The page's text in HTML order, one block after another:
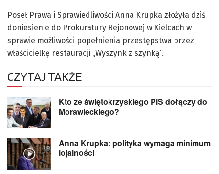
Poseł Prawa i Sprawiedliwości Anna Krupka złożyła dziś
doniesienie do Prokuratury Rejonowej w Kielcach w
sprawie możliwości popełnienia przestępstwa przez
właścicielkę restauracji „Wyszynk z szynką”.
CZYTAJ TAKŻE
Kto ze świętokrzyskiego PiS dołączy do
Morawieckiego?
Anna Krupka: polityka wymaga minimum
lojalności